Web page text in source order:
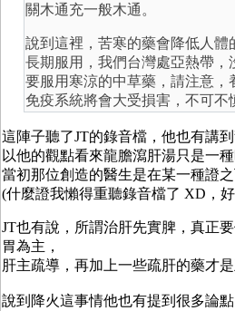
關木通充一般木通。
說到這裡，苦寒的藥會降低人體
長期服用，我們台灣處亞熱帶，
要服用寒涼的中草藥，請注意，
免疫系統將會大受損害，不可不
這陣子聽了JT的錄音檔，他也有講
以他的觀點看來龍膽瀉肝湯只是一種
當初那位創造的醫生是在某一種證之
(什麼證我懶得重聽錄音檔了 XD，
JT也有說，所謂治肝先實脾，真正
胃為主，
肝主疏導，再加上一些疏肝的藥才是
說到降火這事情他也有提到很多論點